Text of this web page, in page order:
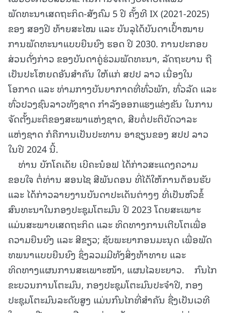
ພັດທະນາເສດຖະກິດ-ສັງຄົມ 5 ປີ ຄັ້ງທີ IX (2021-2025)
ຂອງ ສອງປີ ທ້າຍສະໄໝ ແລະ ບັນລຸໄດ້ບັນດາເປົ້າໝາຍ
ການພັດທະນາແບບຍືນຍົງ ຮອດ ປີ 2030. ການປະກອບ
ສ່ວນດັ່ງກ່າວ ຂອງບັນດາຄູ່ຮ່ວມພັດທະນາ, ລັດຖະບານ ຖື
ເປັນປະໂຫຍດອັນສຳຄັນ ໃຫ້ແກ່ ສປປ ລາວ ເນື່ອງໃນ
ໂອກາດ ແລະ ທ່າມກາງບັນຍາກາດທີ່ທົ່ວພັກ, ທົ່ວລັດ ແລະ
ທົ່ວປວງຊົນລາວທັງຊາດ ກຳລັງອອກແຮງແຂ່ງຂັນ ໃນການ
ຈັດຕັ້ງມະຕິຂອງສະພາແຫ່ງຊາດ, ສືບຕໍ່ປະຕິບັດວາລະ
ແຫ່ງຊາດ ກໍຄືການເປັນປະທານ ອາຊຽນຂອງ ສປປ ລາວ
ໃນປີ 2024 ນີ້.
ທ່ານ ບັກໂຄເດັຍ ເບີຄະນ໋ອຟ ໄດ້ກ່າວສະແດງຄວາມ
ຂອບໃຈ ຕໍ່ທ່ານ ສອນໄຊ ສີພັນດອນ ທີ່ໄດ້ໃຫ້ການຕ້ອນຮັບ
ແລະ ໄດ້ກ່າວລາຍງານບັນດາປະເດັນຕ່າງໆ ທີ່ເປັນຫົວຂໍ້
ສົນທະນາໃນກອງປະຊຸມໂຕະມົນ ປີ 2023 ໂດຍສະເພາະ
ແມ່ນສະພາບເສດຖະກິດ ແລະ ທິດທາງການເຕີບໂຕເພື່ອ
ຄວາມຍືນຍົງ ແລະ ສີຂຽວ; ຊັບພະຍາກອນມະນຸດ ເພື່ອພັດ
ທພນາແບບຍືນຍົງ ຊຶ່ງລວມມີທັງສິ່ງທ້າທາຍ ແລະ
ທິດທາງແຜນການສະເພາະໜ້າ, ແຜນໄລຍະຍາວ. ກົນໄກ
ຂະບວນການໂຕະມົນ, ກອງປະຊຸມໂຕະມົນປະຈຳປີ, ກອງ
ປະຊຸມໂຕະມົນລະດັບສູງ ແມ່ນກົນໄກທີ່ສຳຄັນ ຊື່ງເປັນເວທີ